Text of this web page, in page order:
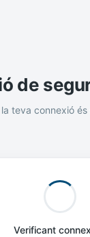
de
teva connexió és
Verificant